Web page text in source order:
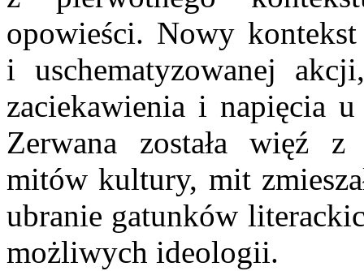
opowieści. Nowy
i uschematyzowanej
zaciekawienia i napięcia
Zerwana została więź
mitów kultury, mit
ubranie gatunków
możliwych ideologii.